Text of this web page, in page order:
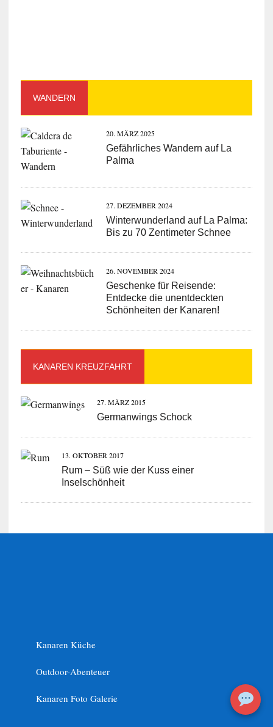
WANDERN
20. MÄRZ 2025
Gefährliches Wandern auf La
Palma
27. DEZEMBER 2024
Winterwunderland auf La Palma:
Bis zu 70 Zentimeter Schnee
26. NOVEMBER 2024
Geschenke für Reisende:
Entdecke die unentdeckten
Schönheiten der Kanaren!
KANAREN KREUZFAHRT
27. MÄRZ 2015
Germanwings Schock
13. OKTOBER 2017
Rum – Süß wie der Kuss einer
Inselschönheit
Kanaren Küche
Outdoor-Abenteuer
Kanaren Foto Galerie